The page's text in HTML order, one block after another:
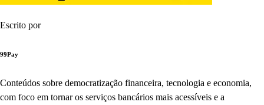
Escrito por
99Pay
Conteúdos sobre democratização financeira, tecnologia e economia,
com foco em tornar os serviços bancários mais acessíveis e a